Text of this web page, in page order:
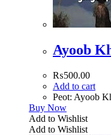
Ayoob
₨500.00
Add to cart
Peot: Ayoob
Buy Now
Add to Wishlist
Add to Wishlist